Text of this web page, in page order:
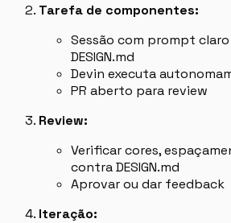
Tarefa de componentes:
Sessão com prompt
DESIGN.md
Devin executa
PR aberto para review
Review:
Verificar cores,
contra DESIGN.md
Aprovar ou dar feedback
Iteração: